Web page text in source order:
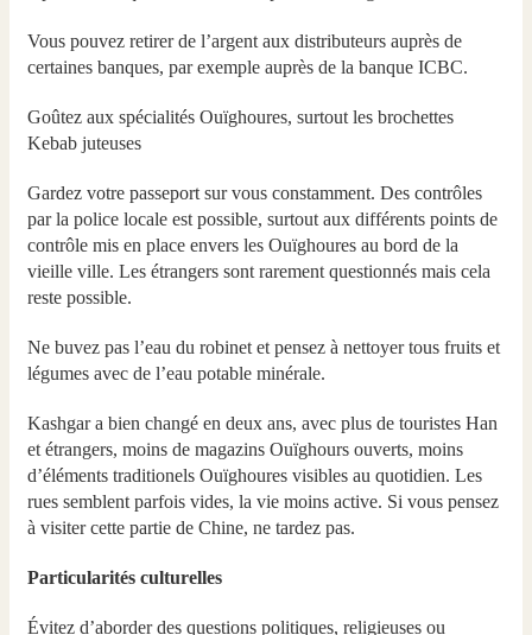
Vous pouvez retirer de l’argent aux distributeurs auprès de
certaines banques, par exemple auprès de la banque ICBC.
Goûtez aux spécialités Ouïghoures, surtout les brochettes
Kebab juteuses
Gardez votre passeport sur vous constamment. Des contrôles
par la police locale est possible, surtout aux différents points de
contrôle mis en place envers les Ouïghoures au bord de la
vieille ville. Les étrangers sont rarement questionnés mais cela
reste possible.
Ne buvez pas l’eau du robinet et pensez à nettoyer tous fruits et
légumes avec de l’eau potable minérale.
Kashgar a bien changé en deux ans, avec plus de touristes Han
et étrangers, moins de magazins Ouïghours ouverts, moins
d’éléments traditionels Ouïghoures visibles au quotidien. Les
rues semblent parfois vides, la vie moins active. Si vous pensez
à visiter cette partie de Chine, ne tardez pas.
Particularités culturelles
Évitez d’aborder des questions politiques, religieuses ou